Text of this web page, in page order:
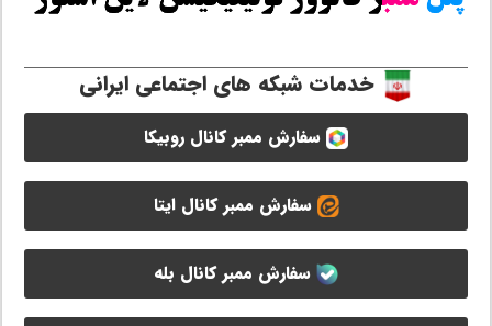
خدمات شبکه های اجتماعی ایرانی
سفارش ممبر کانال روبیکا
سفارش ممبر کانال ایتا
سفارش ممبر کانال بله